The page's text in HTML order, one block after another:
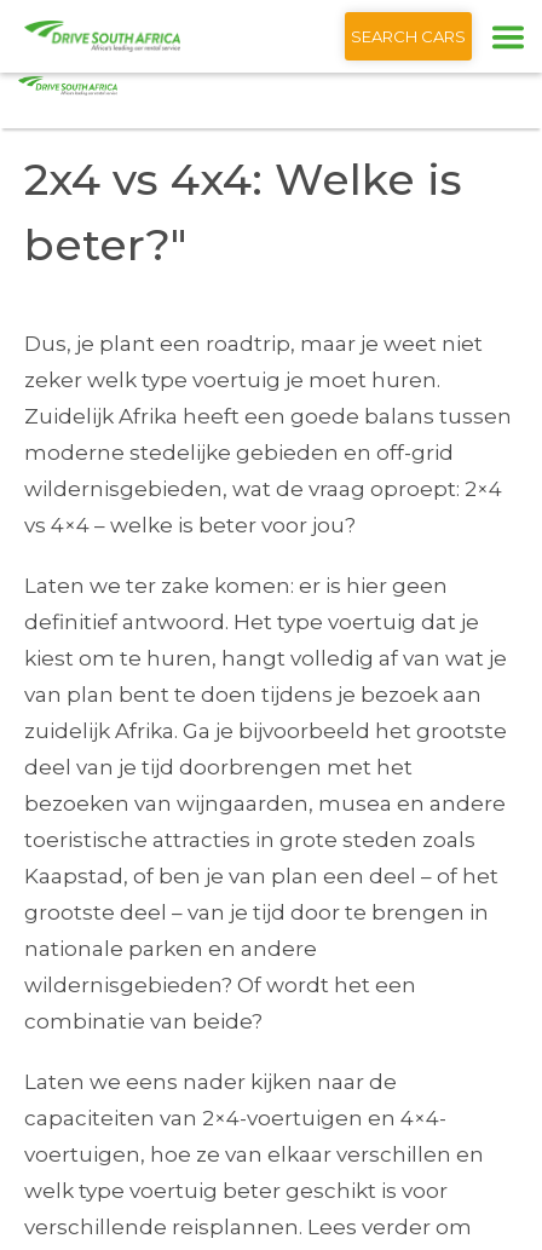
Nederlands
SEARCH CARS
Startpagina
2x4 vs 4x4: Welke is
beter?"
Dus, je plant een roadtrip, maar je weet niet
zeker welk type voertuig je moet huren.
Zuidelijk Afrika heeft een goede balans tussen
moderne stedelijke gebieden en off-grid
wildernisgebieden, wat de vraag oproept: 2×4
vs 4×4 – welke is beter voor jou?
Laten we ter zake komen: er is hier geen
definitief antwoord. Het type voertuig dat je
kiest om te huren, hangt volledig af van wat je
van plan bent te doen tijdens je bezoek aan
zuidelijk Afrika. Ga je bijvoorbeeld het grootste
deel van je tijd doorbrengen met het
bezoeken van wijngaarden, musea en andere
toeristische attracties in grote steden zoals
Kaapstad, of ben je van plan een deel – of het
grootste deel – van je tijd door te brengen in
nationale parken en andere
wildernisgebieden? Of wordt het een
combinatie van beide?
Laten we eens nader kijken naar de
capaciteiten van 2×4-voertuigen en 4×4-
voertuigen, hoe ze van elkaar verschillen en
welk type voertuig beter geschikt is voor
verschillende reisplannen. Lees verder om